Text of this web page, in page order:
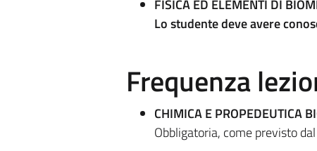
FISICA ED ELEMENTI DI
Lo studente deve avere
Frequenza
CHIMICA E PROPEDEUTICA
Obbligatoria, come previsto